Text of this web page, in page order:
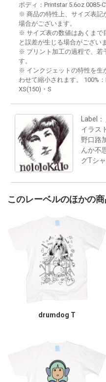
ボディ：Printstar 5.6oz 0085-
※ 商品の特性上、サイズ表記
場合がございます。
※ サイズ表の数値はあくまで
と誤差が生じる場合がござい
※ プリント加工の過程で、若
す。
※ インクジェットの特性を生
わせて縮小されます。 100%
XS(150)・S
Label：
イラス
野口路
んか不
グTシ
このレーベルのほかの
drumdog T